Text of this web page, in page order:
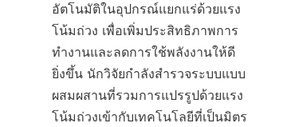
อัตโนมัติในอุปกรณ์แยกแร่ด้วยแรง
โน้มถ่วง เพื่อเพิ่มประสิทธิภาพการ
ทำงานและลดการใช้พลังงานให้ดี
ยิ่งขึ้น นักวิจัยกำลังสำรวจระบบแบบ
ผสมผสานที่รวมการแปรรูปด้วยแรง
โน้มถ่วงเข้ากับเทคโนโลยีที่เป็นมิตร